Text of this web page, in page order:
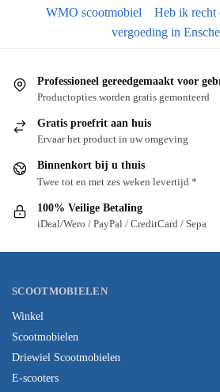
WMO scootmobiel
Heb ik recht
vergoeding in
Professioneel gereedgemaakt voor
Productopties worden gratis gemonteerd
Gratis proefrit aan huis
Ervaar het product in uw omgeving
Binnenkort bij u thuis
Twee tot en met zes weken levertijd *
100% Veilige Betaling
iDeal/Wero / PayPal / CreditCard / Sepa
SCOOTMOBIELEN
Winkel
Scootmobielen
Driewiel Scootmobielen
E-scooters